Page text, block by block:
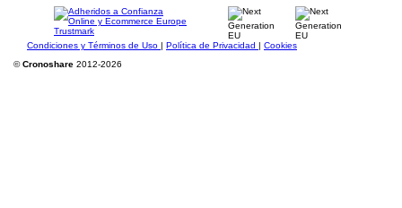
Condiciones y Términos de Uso | Política de Privacidad | Cookies
©Cronoshare 2012-2026